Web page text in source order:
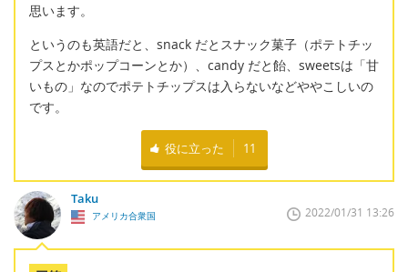
思います。
というのも英語だと、snack だとスナック菓子（ポテトチッ
プスとかポップコーンとか）、candy だと飴、sweetsは「甘
いもの」なのでポテトチップスは入らないなどややこしいの
です。
役に立った 11
Taku
アメリカ合衆国 2022/01/31 13:26